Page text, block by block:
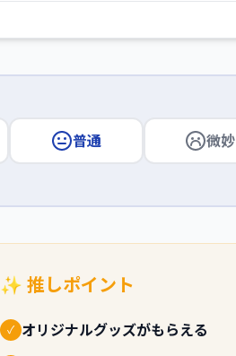
普通 微妙
✨ 推しポイント
✓ オリジナルグッズがもらえる